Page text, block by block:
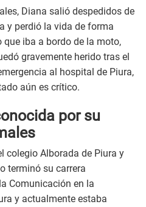
Diana salió despedidos de
y perdió la vida de forma
iba a bordo de la moto,
gravemente herido tras el
al hospital de Piura,
aún es crítico.
por su
colegio Alborada de Piura y
terminó su carrera
Comunicación en la
y actualmente estaba